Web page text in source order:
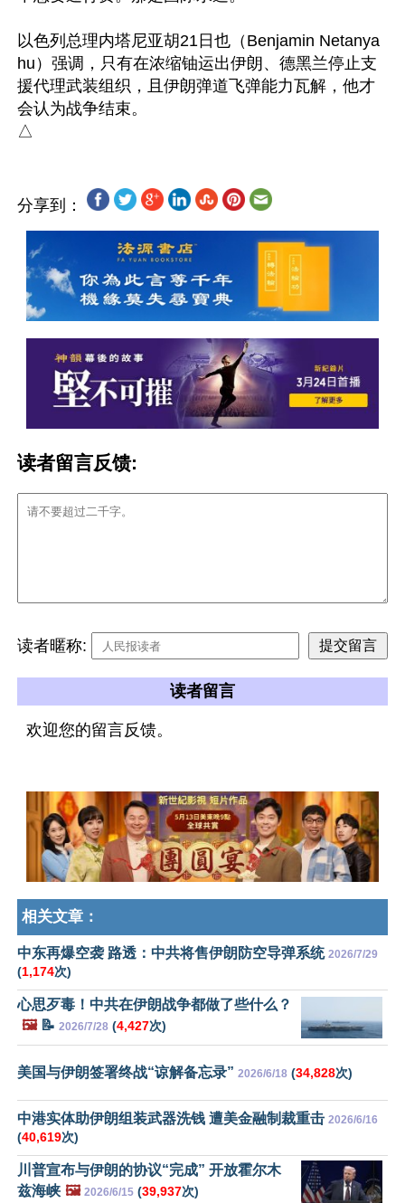
以色列总理内塔尼亚胡21日也（Benjamin Netanya
hu）强调，只有在浓缩铀运出伊朗、德黑兰停止支
援代理武装组织，且伊朗弹道飞弹能力瓦解，他才
会认为战争结束。
分享到：
读者留言反馈:
读者暱称:
读者留言
欢迎您的留言反馈。
相关文章：
中东再爆空袭 路透：中共将售伊朗防空导弹系统 2026/7/29
(1,174次)
心思歹毒！中共在伊朗战争都做了些什么？
🖼️📝 2026/7/28 (4,427次)
美国与伊朗签署终战“谅解备忘录” 2026/6/18 (34,828次)
中港实体助伊朗组装武器洗钱 遭美金融制裁重击 2026/6/16
(40,619次)
川普宣布与伊朗的协议“完成” 开放霍尔木
兹海峡 🖼️ 2026/6/15 (39,937次)